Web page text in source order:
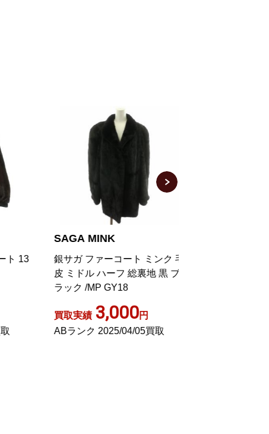
SAGA MINK
銀サガ ファーコート ミンク 毛
皮 ミドル ハーフ 総裏地 黒 ブ
ラック /MP GY18
買取実績 3,000円
ABランク 2025/04/05買取